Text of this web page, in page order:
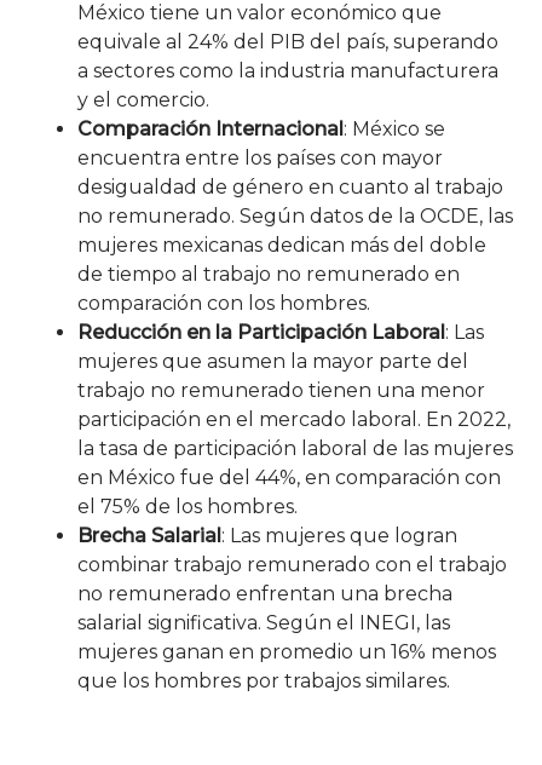
México tiene un valor económico que
equivale al 24% del PIB del país, superando
a sectores como la industria manufacturera
y el comercio.
Comparación Internacional: México se
encuentra entre los países con mayor
desigualdad de género en cuanto al trabajo
no remunerado. Según datos de la OCDE, las
mujeres mexicanas dedican más del doble
de tiempo al trabajo no remunerado en
comparación con los hombres.
Reducción en la Participación Laboral: Las
mujeres que asumen la mayor parte del
trabajo no remunerado tienen una menor
participación en el mercado laboral. En 2022,
la tasa de participación laboral de las mujeres
en México fue del 44%, en comparación con
el 75% de los hombres.
Brecha Salarial: Las mujeres que logran
combinar trabajo remunerado con el trabajo
no remunerado enfrentan una brecha
salarial significativa. Según el INEGI, las
mujeres ganan en promedio un 16% menos
que los hombres por trabajos similares.